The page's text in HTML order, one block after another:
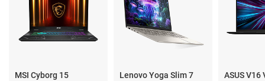
MSI Cyborg 15
Lenovo Yoga Slim 7
ASUS V16